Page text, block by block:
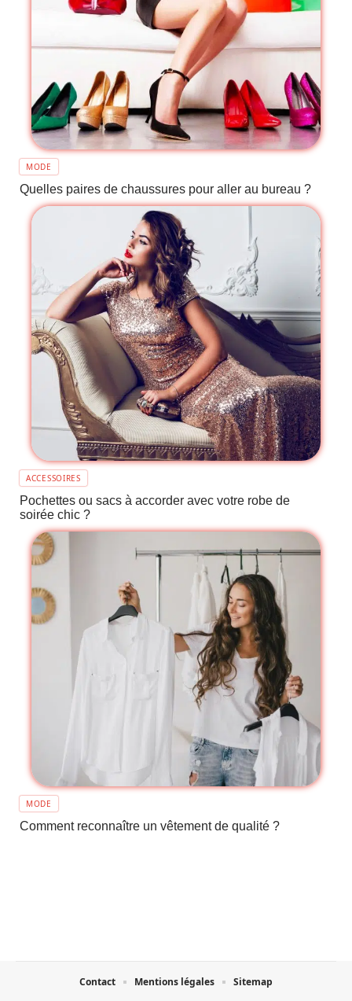
MODE
Quelles paires de chaussures pour aller au bureau ?
ACCESSOIRES
Pochettes ou sacs à accorder avec votre robe de
soirée chic ?
MODE
Comment reconnaître un vêtement de qualité ?
Contact Mentions légales Sitemap